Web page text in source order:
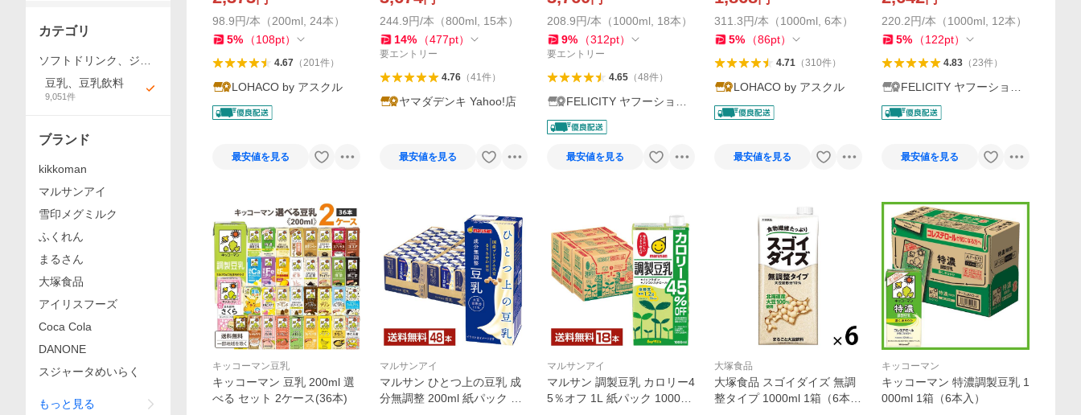
98.9円/本（200ml, 24本）
5% （108pt）
4.67（201件）
LOHACO by アスクル
最安値を見る
244.9円/本（800ml, 15本）
14% （477pt）
要エントリー
4.76（41件）
ヤマダデンキ Yahoo!店
最安値を見る
208.9円/本（1000ml, 18本）
9% （312pt）
要エントリー
4.65（48件）
FELICITY ヤフーショッ
プ
最安値を見る
311.3円/本（1000ml, 6本）
5% （86pt）
4.71（310件）
LOHACO by アスクル
最安値を見る
220.2円/本（1000ml, 12本）
5% （122pt）
4.83（23件）
FELICITY ヤフーショッ
プ
最安値を見る
キッコーマン豆乳
キッコーマン 豆乳 200ml 選
べる セット 2ケース(36本)
マルサンアイ
マルサン ひとつ上の豆乳 成
分無調整 200ml 紙パック 24
マルサンアイ
マルサン 調製豆乳 カロリー4
5％オフ 1L 紙パック 1000ml
大塚食品
大塚食品 スゴイダイズ 無調
整タイプ 1000ml 1箱（6本
キッコーマン
キッコーマン 特濃調製豆乳 1
000ml 1箱（6本入）
カテゴリ
ソフトドリンク、ジュ
ース
豆乳、豆乳飲料
9,051件
ブランド
kikkoman
マルサンアイ
雪印メグミルク
ふくれん
まるさん
大塚食品
アイリスフーズ
Coca Cola
DANONE
スジャータめいらく
もっと見る